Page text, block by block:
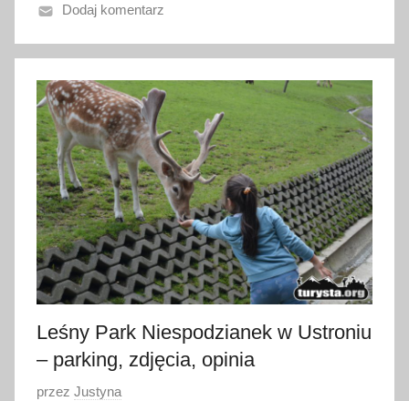
o
1
k
w
i
e
t
n
i
a
2
0
2
Dodaj komentarz
Leśny Park Niespodzianek w Ustroniu
– parking, zdjęcia, opinia
O
przez Justyna